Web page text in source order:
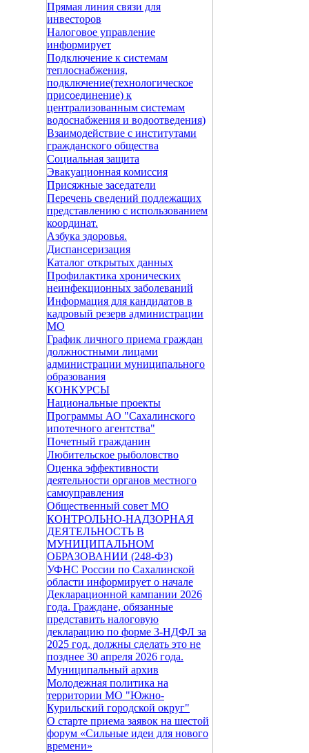
Прямая линия связи для
инвесторов
Налоговое управление
информирует
Подключение к системам
теплоснабжения,
подключение(технологическое
присоединение) к
централизованным системам
водоснабжения и водоотведения)
Взаимодействие с институтами
гражданского общества
Социальная защита
Эвакуационная комиссия
Присяжные заседатели
Перечень сведений подлежащих
представлению с использованием
координат.
Азбука здоровья.
Диспансеризация
Каталог открытых данных
Профилактика хронических
неинфекционных заболеваний
Информация для кандидатов в
кадровый резерв администрации
МО
График личного приема граждан
должностными лицами
администрации муниципального
образования
КОНКУРСЫ
Национальные проекты
Программы АО "Сахалинского
ипотечного агентства"
Почетный гражданин
Любительское рыболовство
Оценка эффективности
деятельности органов местного
самоуправления
Общественный совет МО
КОНТРОЛЬНО-НАДЗОРНАЯ
ДЕЯТЕЛЬНОСТЬ В
МУНИЦИПАЛЬНОМ
ОБРАЗОВАНИИ (248-ФЗ)
УФНС России по Сахалинской
области информирует о начале
Декларационной кампании 2026
года. Граждане, обязанные
представить налоговую
декларацию по форме 3-НДФЛ за
2025 год, должны сделать это не
позднее 30 апреля 2026 года.
Муниципальный архив
Молодежная политика на
территории МО "Южно-
Курильский городской округ"
О старте приема заявок на шестой
форум «Сильные идеи для нового
времени»